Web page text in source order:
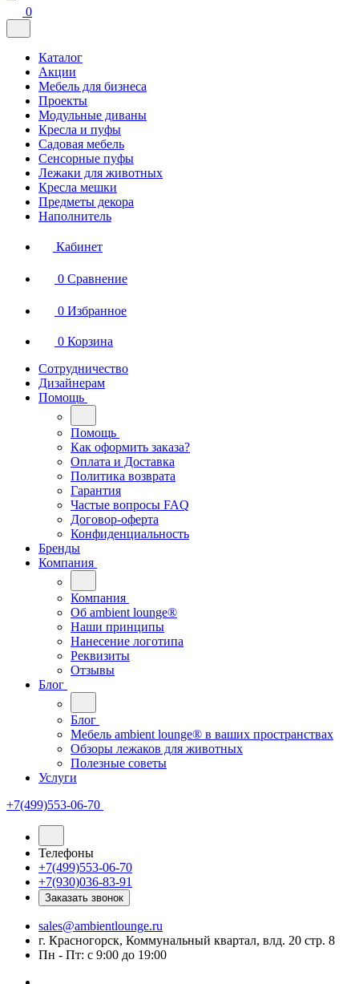
0
Каталог
Акции
Мебель для бизнеса
Проекты
Модульные диваны
Кресла и пуфы
Садовая мебель
Сенсорные пуфы
Лежаки для животных
Кресла мешки
Предметы декора
Наполнитель
Кабинет
0 Сравнение
0 Избранное
0 Корзина
Сотрудничество
Дизайнерам
Помощь
Помощь
Как оформить заказа?
Оплата и Доставка
Политика возврата
Гарантия
Частые вопросы FAQ
Договор-оферта
Конфиденциальность
Бренды
Компания
Компания
Oб ambient lounge®
Наши принципы
Нанесение логотипа
Реквизиты
Отзывы
Блог
Блог
Мебель ambient lounge® в ваших пространствах
Обзоры лежаков для животных
Полезные советы
Услуги
+7(499)553-06-70
Телефоны
+7(499)553-06-70
+7(930)036-83-91
Заказать звонок
sales@ambientlounge.ru
г. Красногорск, Коммунальный квартал, влд. 20 стр. 8
Пн - Пт: с 9:00 до 19:00